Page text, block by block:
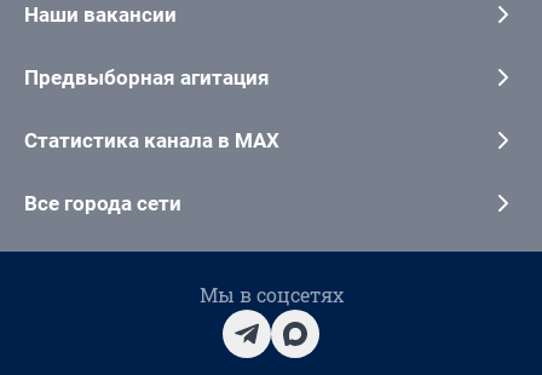
Наши вакансии
Предвыборная агитация
Статистика канала в MAX
Все города сети
Мы в соцсетях